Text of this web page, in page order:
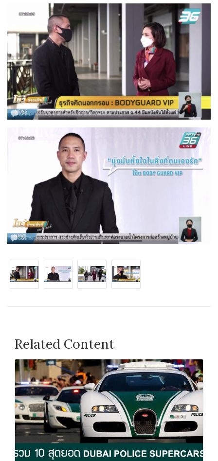
Related Content